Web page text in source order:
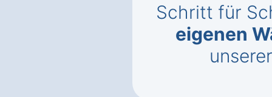
Schritt für
eigenen